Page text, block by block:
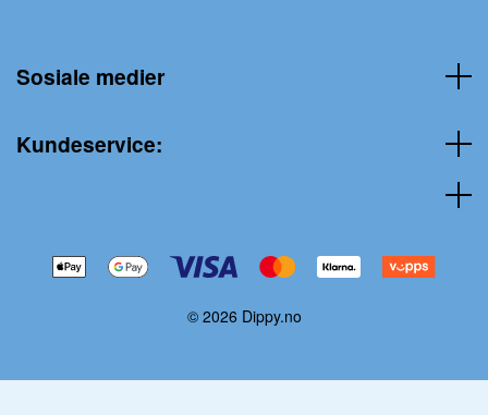
Sosiale medier
Kundeservice:
© 2026 Dippy.no